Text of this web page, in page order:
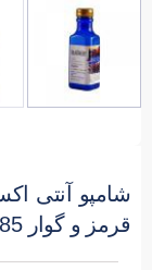
شامپو آنتی
قرمز و گوار 385 میلی لیتر